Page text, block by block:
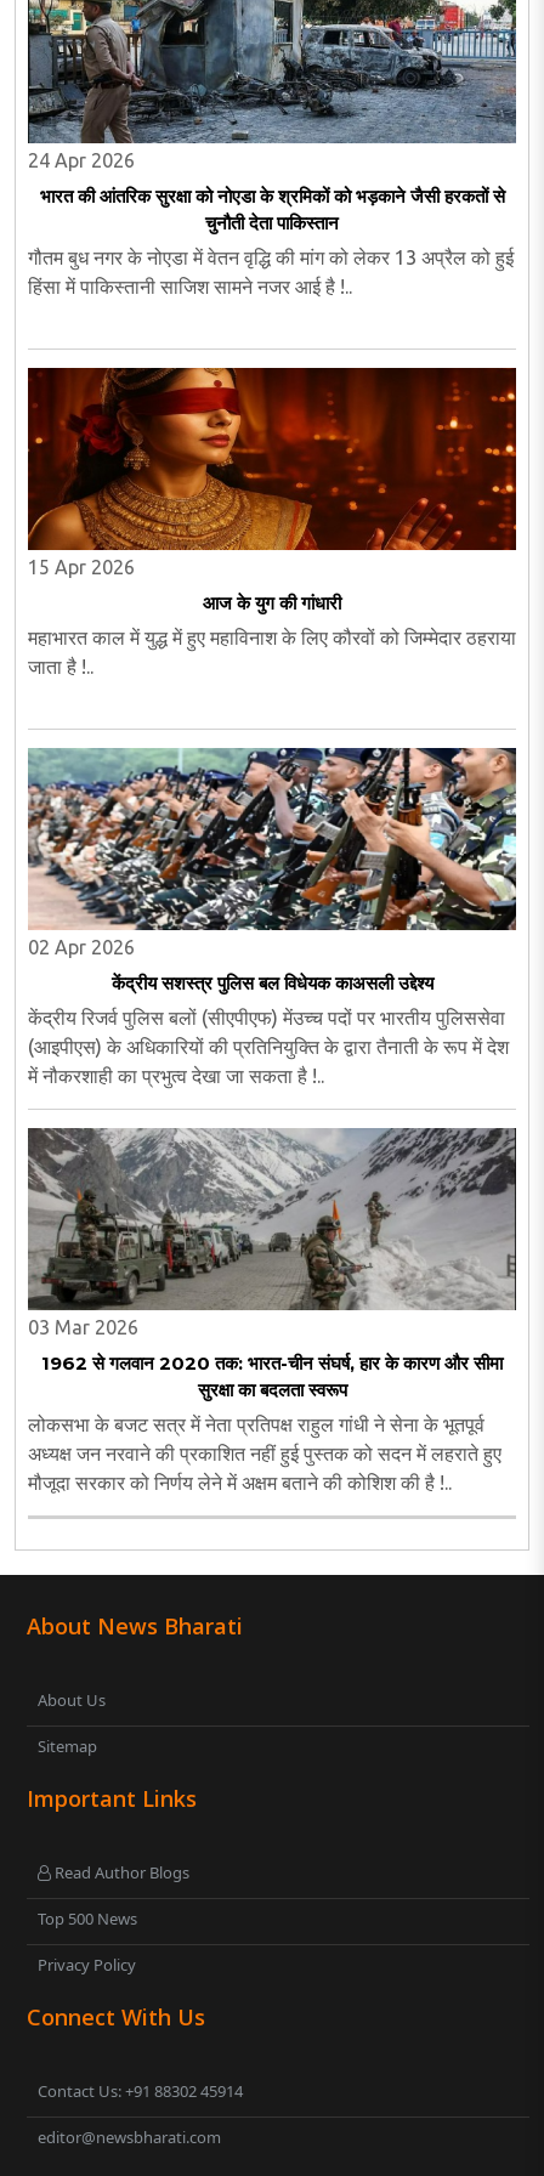
24 Apr 2026
भारत की आंतरिक सुरक्षा को नोएडा के श्रमिकों को भड़काने जैसी हरकतों से
चुनौती देता पाकिस्तान
गौतम बुध नगर के नोएडा में वेतन वृद्धि की मांग को लेकर 13 अप्रैल को हुई
हिंसा में पाकिस्तानी साजिश सामने नजर आई है !..
15 Apr 2026
आज के युग की गांधारी
महाभारत काल में युद्ध में हुए महाविनाश के लिए कौरवों को जिम्मेदार ठहराया
जाता है !..
02 Apr 2026
केंद्रीय सशस्त्र पुलिस बल विधेयक काअसली उद्देश्य
केंद्रीय रिजर्व पुलिस बलों (सीएपीएफ) मेंउच्च पदों पर भारतीय पुलिससेवा
(आइपीएस) के अधिकारियों की प्रतिनियुक्ति के द्वारा तैनाती के रूप में देश
में नौकरशाही का प्रभुत्व देखा जा सकता है !..
03 Mar 2026
1962 से गलवान 2020 तक: भारत-चीन संघर्ष, हार के कारण और सीमा
सुरक्षा का बदलता स्वरूप
लोकसभा के बजट सत्र में नेता प्रतिपक्ष राहुल गांधी ने सेना के भूतपूर्व
अध्यक्ष जन नरवाने की प्रकाशित नहीं हुई पुस्तक को सदन में लहराते हुए
मौजूदा सरकार को निर्णय लेने में अक्षम बताने की कोशिश की है !..
About News Bharati
About Us
Sitemap
Important Links
Read Author Blogs
Top 500 News
Privacy Policy
Connect With Us
Contact Us: +91 88302 45914
editor@newsbharati.com